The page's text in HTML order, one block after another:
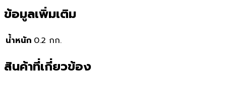
ข้อมูลเพิ่มเติม
น้ำหนัก 0.2 กก.
สินค้าที่เกี่ยวข้อง